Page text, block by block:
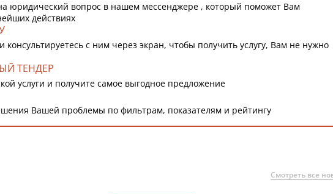
юридический вопрос в нашем мессенджере , который поможет Вам
действиях
консультируетесь с ним через экран, чтобы получить услугу, Вам не нужно
ТЕНДЕР
услуги и получите самое выгодное предложение
Вашей проблемы по фильтрам, показателям и рейтингу
Смотреть все